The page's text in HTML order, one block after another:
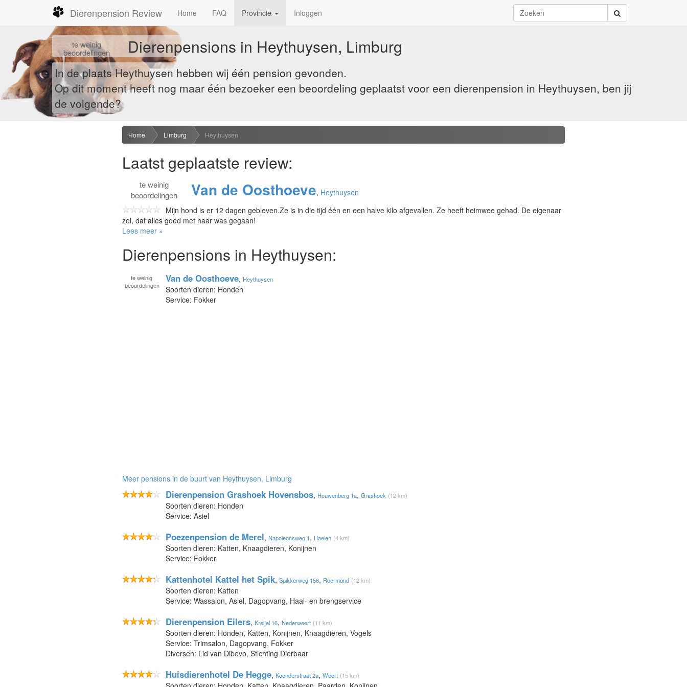
Dierenpension Review Home FAQ Provincie Inloggen
teweinig
beoordelingen Dierenpensions in Heythuysen, Limburg
In de plaats Heythuysen hebben wij één pension gevonden.
Op dit moment heeft nog maar één bezoeker een beoordeling geplaatst voor een dierenpension in Heythuysen, ben jij
de volgende?
Home Limburg Heythuysen
Laatst geplaatste review:
teweinig
beoordelingen
Van de Oosthoeve, Heythuysen
Mijn hond is er 12 dagen gebleven.Ze is in die tijd één en een halve kilo afgevallen. Ze heeft heimwee gehad. De eigenaar
zei, dat alles goed met haar was gegaan!
Lees meer »
Dierenpensions in Heythuysen:
te weinig
beoordelingen
Van de Oosthoeve, Heythuysen
Soorten dieren: Honden
Service: Fokker
Meer pensions in de buurt van Heythuysen, Limburg
Dierenpension Grashoek Hovensbos, Houwenberg 1a, Grashoek (12 km)
Soorten dieren: Honden
Service: Asiel
Poezenpension de Merel, Napoleonsweg 1, Haelen (4 km)
Soorten dieren: Katten, Knaagdieren, Konijnen
Service: Fokker
Kattenhotel Kattel het Spik, Spikkerweg 156, Roermond (12 km)
Soorten dieren: Katten
Service: Wassalon, Asiel, Dagopvang, Haal- en brengservice
Dierenpension Eilers, Kreijel 16, Nederweert (11 km)
Soorten dieren: Honden, Katten, Konijnen, Knaagdieren, Vogels
Service: Trimsalon, Dagopvang, Fokker
Diversen: Lid van Dibevo, Stichting Dierbaar
Huisdierenhotel De Hegge, Koenderstraat 2a, Weert (15 km)